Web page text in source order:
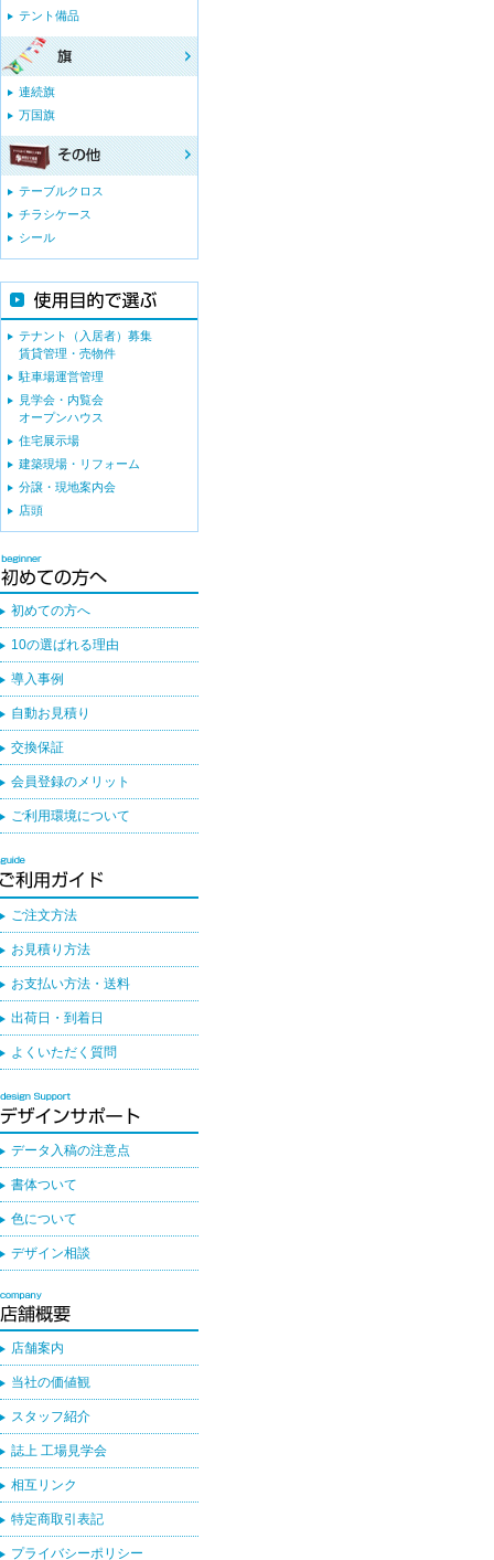
テント備品
連続旗
万国旗
テーブルクロス
チラシケース
シール
テナント（入居者）募集
賃貸管理・売物件
駐車場運営管理
見学会・内覧会
オープンハウス
住宅展示場
建築現場・リフォーム
分譲・現地案内会
店頭
初めての方へ
10の選ばれる理由
導入事例
自動お見積り
交換保証
会員登録のメリット
ご利用環境について
ご注文方法
お見積り方法
お支払い方法・送料
出荷日・到着日
よくいただく質問
データ入稿の注意点
書体ついて
色について
デザイン相談
店舗案内
当社の価値観
スタッフ紹介
誌上 工場見学会
相互リンク
特定商取引表記
プライバシーポリシー